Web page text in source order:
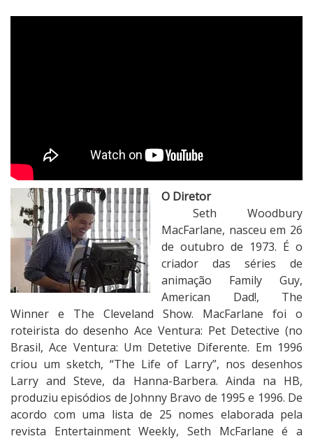
O Diretor
Seth Woodbury
MacFarlane, nasceu em 26
de outubro de 1973. É o
criador das séries de
animação Family Guy,
American Dad!, The
Winner e The Cleveland Show. MacFarlane foi o
roteirista do desenho Ace Ventura: Pet Detective (no
Brasil, Ace Ventura: Um Detetive Diferente. Em 1996
criou um sketch, “The Life of Larry”, nos desenhos
Larry and Steve, da Hanna-Barbera. Ainda na HB,
produziu episódios de Johnny Bravo de 1995 e 1996. De
acordo com uma lista de 25 nomes elaborada pela
revista Entertainment Weekly, Seth McFarlane é a